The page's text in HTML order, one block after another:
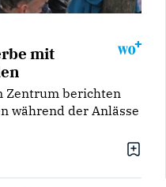
mit
Zentrum berichten
während der Anlässe